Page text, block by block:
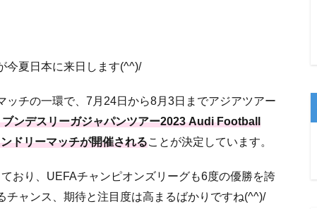
今夏日本に来日します(^^)/
チの一環で、7月24日から8月3日までアジアツアー
ンデスリーガジャパンツアー2023 Audi Football
ドリーマッチが開催されることが決定しています。
おり、UEFAチャンピオンズリーグも6度の優勝を誇
ャンス、期待と注目度は高まるばかりですね(^^)/